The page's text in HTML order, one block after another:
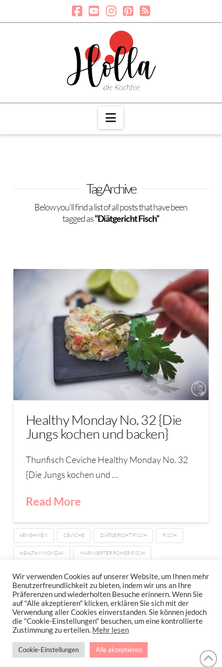
Navigation
Tag Archive
Below you'll find a list of all posts that have been
tagged as“Diätgericht Fisch”
Healthy Monday No. 32 {Die
Jungs kochen und backen}
Thunfisch Ceviche Healthy Monday No. 32
{Die Jungs kochen und …
Read More
ABNEHMEN CEVICHE DIÄTGERICHT FISCH FISCH
HEALTHY MONDAY MARINIERTER ROHER FISCH
IMPRESSUM
DATENSCHUTZERKLÄRUNG
NEWSLETTER DATENSCHUTZRICHTLINIEN
Stressfrei Und Gesund Genießen Mit Petra Hola-Schneider! Low Carb,
Gesund Leben, Abnehmen, Zuckerfrei Backen, Reisen & Ausgehen Uvm.
!
Wir verwenden Cookies auf unserer Website, um Ihnen mehr
Benutzerfreundlichkeit zu bieten, indem wir uns an Ihre
Präferenzen und wiederholten Besuche erinnern. Wenn Sie
auf "Alle akzeptieren" klicken, erklären Sie sich mit der
Verwendung aller Cookies einverstanden. Sie können jedoch
die "Cookie-Einstellungen" besuchen, um eine kontrollierte
Zustimmung zu erteilen. Mehr lesen
Cookie-Einstellungen Alle akzeptieren